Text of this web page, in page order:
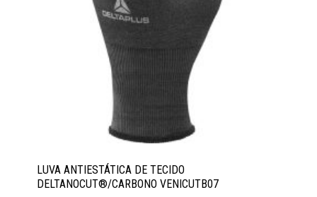
LUVA ANTIESTÁTICA DE TECIDO
DELTANOCUT®/CARBONO VENICUTB07